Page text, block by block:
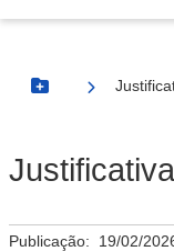
Botão Menu
Publicação: 19/02/